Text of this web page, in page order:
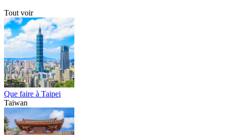
Tout voir
Que faire à Taipei
Taiwan